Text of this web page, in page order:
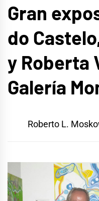
Gran
do
y Roberta
Galería
Roberto L.